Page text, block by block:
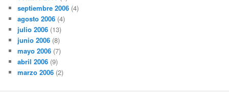
septiembre 2006 (4)
agosto 2006 (4)
julio 2006 (13)
junio 2006 (8)
mayo 2006 (7)
abril 2006 (9)
marzo 2006 (2)